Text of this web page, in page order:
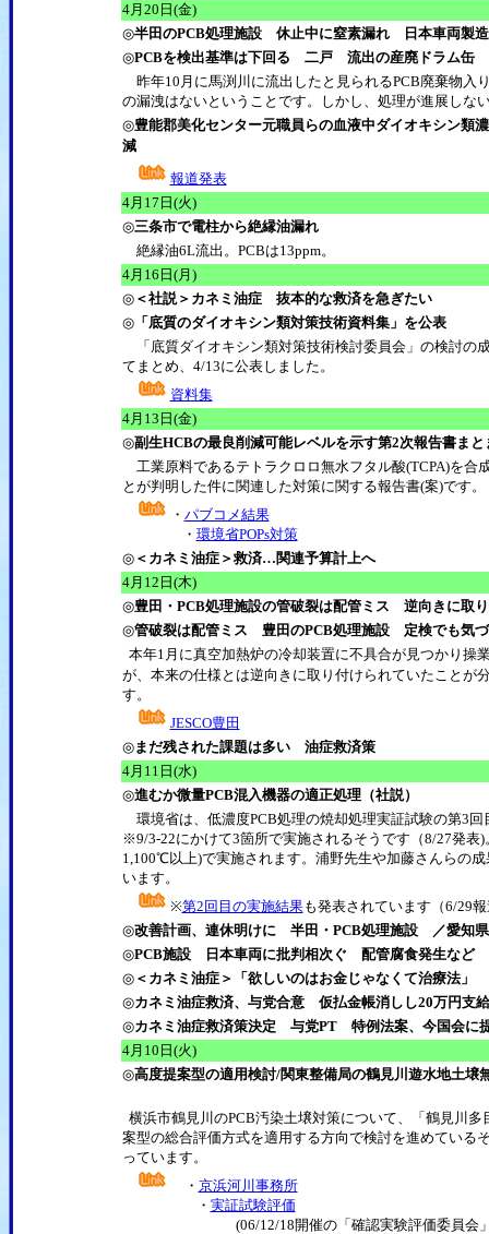
4月20日(金)
◎半田のPCB処理施設 休止中に窒素漏れ 日本車両
◎PCBを検出基準は下回る 二戸 流出の産廃ドラム缶
昨年10月に馬渕川に流出したと見られるPCB廃棄物入
の漏洩はないということです。しかし、処理が進展しな
◎豊能郡美化センター元職員らの血液中ダイオキシン類
減
報道発表
4月17日(火)
◎三条市で電柱から絶縁油漏れ
絶縁油6L流出。PCBは13ppm。
4月16日(月)
◎＜社説＞カネミ油症 抜本的な救済を急ぎたい
◎「底質のダイオキシン類対策技術資料集」を公表
「底質ダイオキシン類対策技術検討委員会」の検討の
てまとめ、4/13に公表しました。
資料集
4月13日(金)
◎副生HCBの最良削減可能レベルを示す第2次報告書まと
工業原料であるテトラクロロ無水フタル酸(TCPA)を合
とが判明した件に関連した対策に関する報告書(案)です。
・ パブコメ結果
・ 環境省POPs対策
◎＜カネミ油症＞救済…関連予算計上へ
4月12日(木)
◎豊田・PCB処理施設の管破裂は配管ミス 逆向きに取
◎管破裂は配管ミス 豊田のPCB処理施設 定検でも気
本年1月に真空加熱炉の冷却装置に不具合が見つかり操
が、本来の仕様とは逆向きに取り付けられていたことが
す。
JESCO豊田
◎まだ残された課題は多い 油症救済策
4月11日(水)
◎進むか微量PCB混入機器の適正処理（社説）
環境省は、低濃度PCB処理の焼却処理実証試験の第3回
※9/3-22にかけて3箇所で実施されるそうです（8/27発
1,100℃以上)で実施されます。浦野先生や加藤さんらの
います。
※第2回目の実施結果も発表されています（6/29
◎改善計画、連休明けに 半田・PCB処理施設 ／愛知県
◎PCB施設 日本車両に批判相次ぐ 配管腐食発生など
◎＜カネミ油症＞「欲しいのはお金じゃなくて治療法」
◎カネミ油症救済、与党合意 仮払金帳消しし20万円支給
◎カネミ油症救済策決定 与党PT 特例法案、今国会に
4月10日(火)
◎高度提案型の適用検討/関東整備局の鶴見川遊水地土壌
横浜市鶴見川のPCB汚染土壌対策について、「鶴見川
案型の総合評価方式を適用する方向で検討を進めている
っています。
・ 京浜河川事務所
・ 実証試験評価
(06/12/18開催の「確認実験評価委員会」。